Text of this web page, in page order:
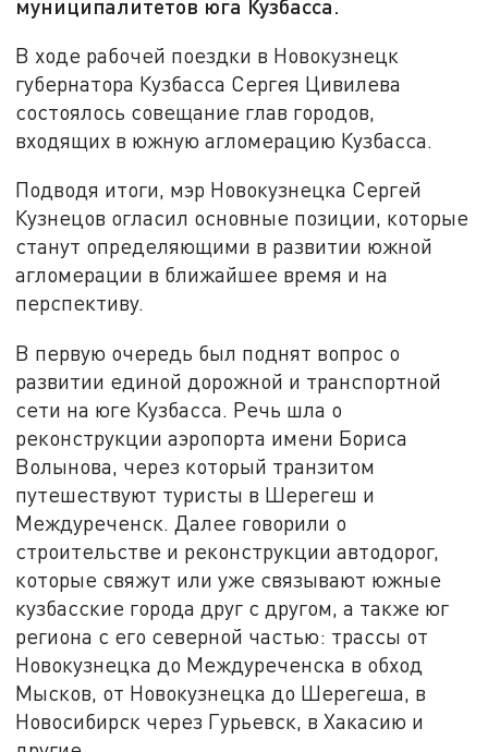
муниципалитетов юга Кузбасса.
В ходе рабочей поездки в Новокузнецк
губернатора Кузбасса Сергея Цивилева
состоялось совещание глав городов,
входящих в южную агломерацию Кузбасса.
Подводя итоги, мэр Новокузнецка Сергей
Кузнецов огласил основные позиции, которые
станут определяющими в развитии южной
агломерации в ближайшее время и на
перспективу.
В первую очередь был поднят вопрос о
развитии единой дорожной и транспортной
сети на юге Кузбасса. Речь шла о
реконструкции аэропорта имени Бориса
Волынова, через который транзитом
путешествуют туристы в Шерегеш и
Междуреченск. Далее говорили о
строительстве и реконструкции автодорог,
которые свяжут или уже связывают южные
кузбасские города друг с другом, а также юг
региона с его северной частью: трассы от
Новокузнецка до Междуреченска в обход
Мысков, от Новокузнецка до Шерегеша, в
Новосибирск через Гурьевск, в Хакасию и